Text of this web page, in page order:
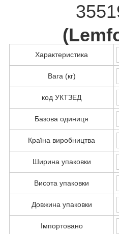
(
Характеристика
Вага (кг)
код УКТЗЕД
Базова одиниця
Країна виробництва
Ширина упаковки
Висота упаковки
Довжина упаковки
Імпортовано